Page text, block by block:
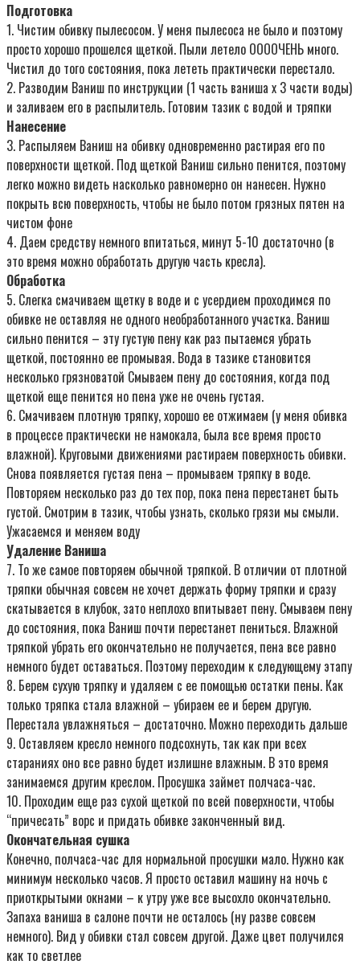
Подготовка
1. Чистим обивку пылесосом. У меня пылесоса не было и поэтому
просто хорошо прошелся щеткой. Пыли летело ООООЧЕНЬ много.
Чистил до того состояния, пока лететь практически перестало.
2. Разводим Ваниш по инструкции (1 часть ваниша х 3 части воды)
и заливаем его в распылитель. Готовим тазик с водой и тряпки
Нанесение
3. Распыляем Ваниш на обивку одновременно растирая его по
поверхности щеткой. Под щеткой Ваниш сильно пенится, поэтому
легко можно видеть насколько равномерно он нанесен. Нужно
покрыть всю поверхность, чтобы не было потом грязных пятен на
чистом фоне
4. Даем средству немного впитаться, минут 5-10 достаточно (в
это время можно обработать другую часть кресла).
Обработка
5. Слегка смачиваем щетку в воде и с усердием проходимся по
обивке не оставляя не одного необработанного участка. Ваниш
сильно пенится – эту густую пену как раз пытаемся убрать
щеткой, постоянно ее промывая. Вода в тазике становится
несколько грязноватой Смываем пену до состояния, когда под
щеткой еще пенится но пена уже не очень густая.
6. Смачиваем плотную тряпку, хорошо ее отжимаем (у меня обивка
в процессе практически не намокала, была все время просто
влажной). Круговыми движениями растираем поверхность обивки.
Снова появляется густая пена – промываем тряпку в воде.
Повторяем несколько раз до тех пор, пока пена перестанет быть
густой. Смотрим в тазик, чтобы узнать, сколько грязи мы смыли.
Ужасаемся и меняем воду
Удаление Ваниша
7. То же самое повторяем обычной тряпкой. В отличии от плотной
тряпки обычная совсем не хочет держать форму тряпки и сразу
скатывается в клубок, зато неплохо впитывает пену. Смываем пену
до состояния, пока Ваниш почти перестанет пениться. Влажной
тряпкой убрать его окончательно не получается, пена все равно
немного будет оставаться. Поэтому переходим к следующему этапу
8. Берем сухую тряпку и удаляем с ее помощью остатки пены. Как
только тряпка стала влажной – убираем ее и берем другую.
Перестала увлажняться – достаточно. Можно переходить дальше
9. Оставляем кресло немного подсохнуть, так как при всех
стараниях оно все равно будет излишне влажным. В это время
занимаемся другим креслом. Просушка займет полчаса-час.
10. Проходим еще раз сухой щеткой по всей поверхности, чтобы
“причесать” ворс и придать обивке законченный вид.
Окончательная сушка
Конечно, полчаса-час для нормальной просушки мало. Нужно как
минимум несколько часов. Я просто оставил машину на ночь с
приоткрытыми окнами – к утру уже все высохло окончательно.
Запаха ваниша в салоне почти не осталось (ну разве совсем
немного). Вид у обивки стал совсем другой. Даже цвет получился
как то светлее